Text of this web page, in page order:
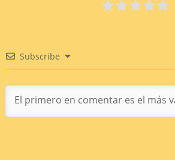
Subscribe